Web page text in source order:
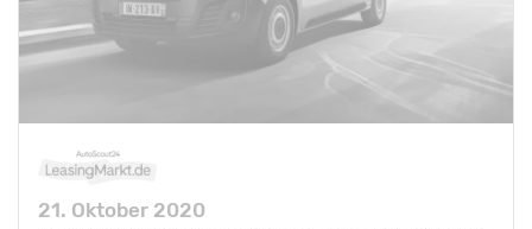
21. Oktober 2020